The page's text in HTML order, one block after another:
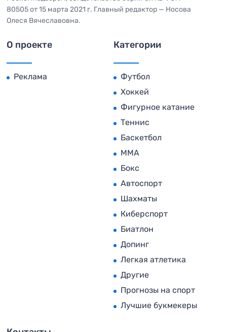
80505 от 15 марта 2021 г. Главный редактор — Носова
Олеся Вячеславовна.
О проекте
Реклама
Категории
Футбол
Хоккей
Фигурное катание
Теннис
Баскетбол
MMA
Бокс
Автоспорт
Шахматы
Киберспорт
Биатлон
Допинг
Легкая атлетика
Другие
Прогнозы на спорт
Лучшие букмекеры